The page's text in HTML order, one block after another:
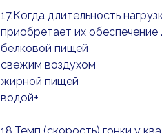
17.Когда длительность
приобретает их обеспечение
белковой пищей
свежим воздухом
жирной пищей
водой+